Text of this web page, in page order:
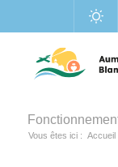
Vous êtes ici : Accueil